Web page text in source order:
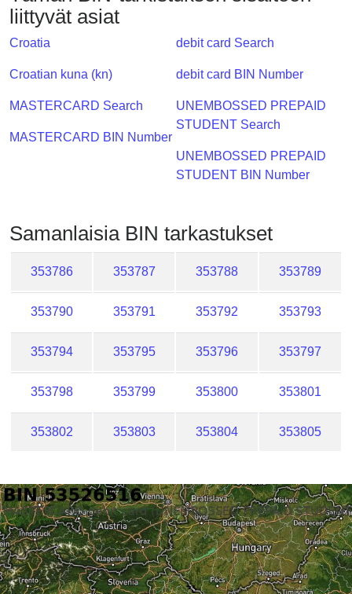
IP
Lookup
BIN
/
Validator
liittyvät asiat
Croatia
Croatian kuna (kn)
MASTERCARD Search
MASTERCARD BIN Number
debit card Search
debit card BIN Number
UNEMBOSSED PREPAID
STUDENT Search
UNEMBOSSED PREPAID
STUDENT BIN Number
Samanlaisia ​​BIN tarkastukset
353786 353787 353788 353789
353790 353791 353792 353793
353794 353795 353796 353797
353798 353799 353800 353801
353802 353803 353804 353805